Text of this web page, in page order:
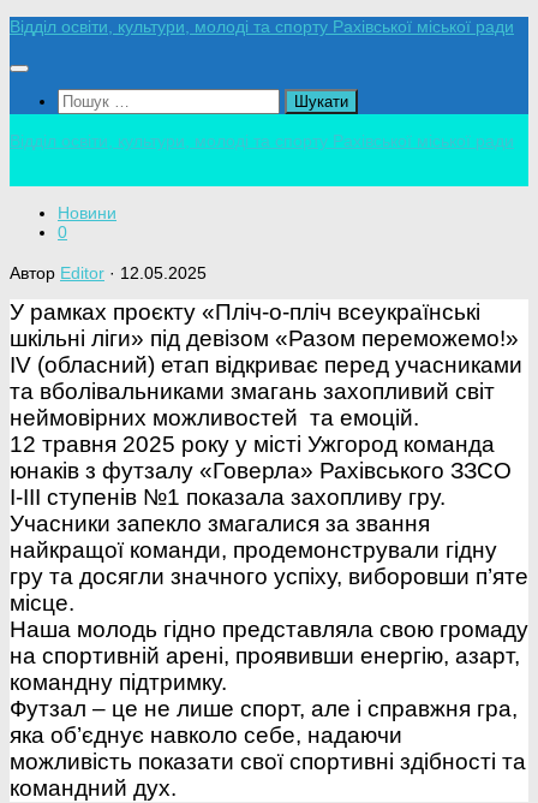
Skip
content
Відділ освіти, культури, молоді та спорту Рахівської міської ради
Пошук:
Відділ освіти, культури, молоді та спорту Рахівської міської ради
Новини
0
Автор Editor · 12.05.2025
У рамках проєкту «Пліч-о-пліч всеукраїнські
шкільні ліги» під девізом «Разом переможемо!»
ІV (обласний) етап відкриває перед учасниками
та вболівальниками змагань захопливий світ
неймовірних можливостей та емоцій.
12 травня 2025 року у місті Ужгород команда
юнаків з футзалу «Говерла» Рахівського ЗЗСО
І-ІІІ ступенів №1 показала захопливу гру.
Учасники запекло змагалися за звання
найкращої команди, продемонстрували гідну
гру та досягли значного успіху, виборовши п’яте
місце.
Наша молодь гідно представляла свою громаду
на спортивній арені, проявивши енергію, азарт,
командну підтримку.
Футзал – це не лише спорт, але і справжня гра,
яка об’єднує навколо себе, надаючи
можливість показати свої спортивні здібності та
командний дух.